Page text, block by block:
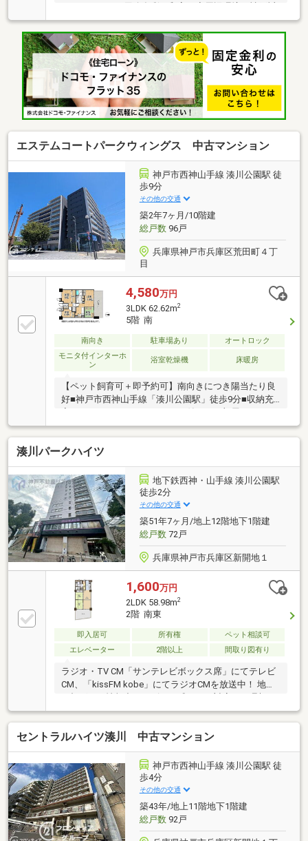
レイルームなど用途多彩な和室！◇周辺環境・神戸祇
園小学校まで徒歩約5分・湊翔楠中学校まで徒歩約11
分◆◇弊社が選ばれる理由◆◇１．お金の扱い方のプ
ロ、ファイナンシャルプランナーが資金計画をサポー
ト！２．買い替えなどにも対応できる売却専門チーム
あり！３．たくさんの銀行と繋がりがあるため、最も
低金利になるように審査が可能！４．物件のお引渡し
後に必要になったお家のリフォームも弊社のリフォー
ムプランナーがご提案！５．定期的にご連絡を繋ぎ、
エステムコートパークウィングス 中古マンション
神戸市西神山手線 湊川公園駅 徒
歩9分
その他の交通
築2年7ヶ月/10階建
総戸数96戸
兵庫県神戸市兵庫区荒田町４丁
目
4,580万円
3LDK 62.62m2
5階 南
南向き 駐車場あり
オートロック
モニタ付インターホ
ン
浴室乾燥機 床暖房
【ペット飼育可＋即予約可】南向きにつき陽当たり良
好■神戸市西神山手線「湊川公園駅」徒歩9分■収納充
■防犯面も安心なオートロック付きマンション
湊川パークハイツ
地下鉄西神・山手線 湊川公園駅
徒歩2分
その他の交通
築51年7ヶ月/地上12階地下1階建
総戸数72戸
兵庫県神戸市兵庫区新開地１
1,600万円
2LDK 58.98m2
2階 南東
即入居可 所有権
ペット相談可
エレベーター
2階以上 間取り図有り
ラジオ・TV CM「サンテレビボックス席」にてテレビ
CM、「kissFM kobe」にてラジオCMを放送中！ 地域
住まい探しをサポート致します♪
セントラルハイツ湊川 中古マンション
神戸市西神山手線 湊川公園駅 徒
歩4分
その他の交通
築43年/地上11階地下1階建
総戸数92戸